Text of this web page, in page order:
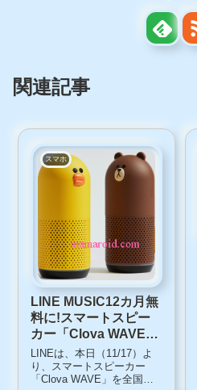
関連記事
スマホ
LINE MUSIC12カ月無
料に!スマートスピー
カー「Clova WAVE」
「Clova Friends」ブ
ラウンとサリーの
「CHAMP」
LINEは、本日（11/17）よ
り、スマートスピーカー
「Clova WAVE」を全国の